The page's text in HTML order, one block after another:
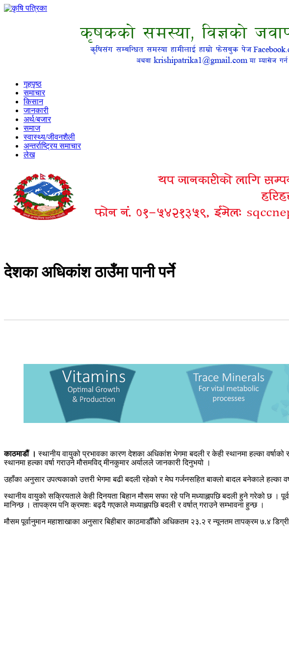
गृहपृष्ठ
समाचार
किसान
जानकारी
अर्थ/बजार
समाज
स्वास्थ्य/जीवनशैली
अन्तर्राष्ट्रिय समाचार
लेख
देशका अधिकांश ठाउँमा पानी पर्ने
काठमाडौं । स्थानीय वायुको प्रभावका कारण देशका अधिकांश भेगमा बदली र केही स्थानमा हल्का
स्थानमा हल्का वर्षा गराउने मौसमविद् मीनकुमार अर्यालले जानकारी दिनुभयो ।
उहाँका अनुसार उपत्यकाको उत्तरी भेगमा बढी बदली रहेको र मेघ गर्जनसहित बाक्लो बादल बनेकाले
स्थानीय वायुको सक्रियताले केही दिनयता बिहान मौसम सफा रहे पनि मध्याह्नपछि बदली हुने गरेको छ ।
मानिन्छ । तापक्रम पनि क्रमशः बढ्दै गएकाले मध्याह्नपछि बदली र वर्षात् गराउने सम्भावना हुन्छ ।
मौसम पूर्वानुमान महाशाखाका अनुसार बिहीबार काठमाडौँको अधिकतम २३.२ र न्यूनतम तापक्रम ७.४